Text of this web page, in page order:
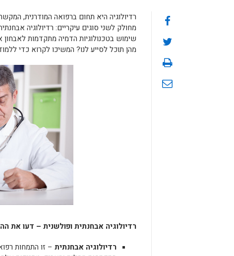
רדיולוגיה היא תחום ברפואה המודרנית,
מחולק לשני סוגים עיקריים: רדיולוגיה
שימוש בטכנולוגיות הדמיה מתקדמות
מהן תוכל לסייע לנו? המשיכו לקרוא כדי
רדיולוגיה אבחנתית ופולשנית – דעו את
רדיולוגיה אבחנתית – זו התמחות